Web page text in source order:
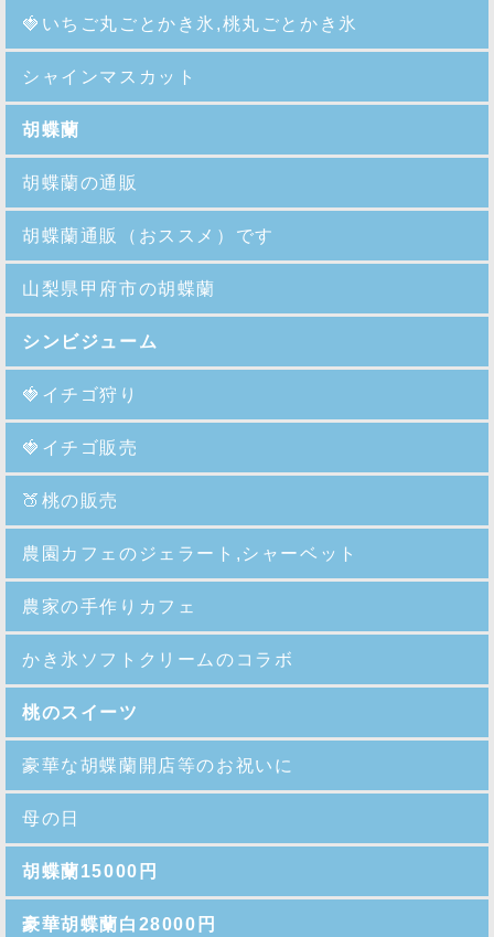
🍓 いちご丸ごとかき氷,桃丸ごとかき氷
シャインマスカット
胡蝶蘭
胡蝶蘭の通販
胡蝶蘭通販（おススメ）です
山梨県甲府市の胡蝶蘭
シンビジューム
🍓イチゴ狩り
🍓イチゴ販売
🍑 桃の販売
農園カフェのジェラート,シャーベット
農家の手作りカフェ
かき氷ソフトクリームのコラボ
桃のスイーツ
豪華な胡蝶蘭開店等のお祝いに
母の日
胡蝶蘭15000円
豪華胡蝶蘭白28000円